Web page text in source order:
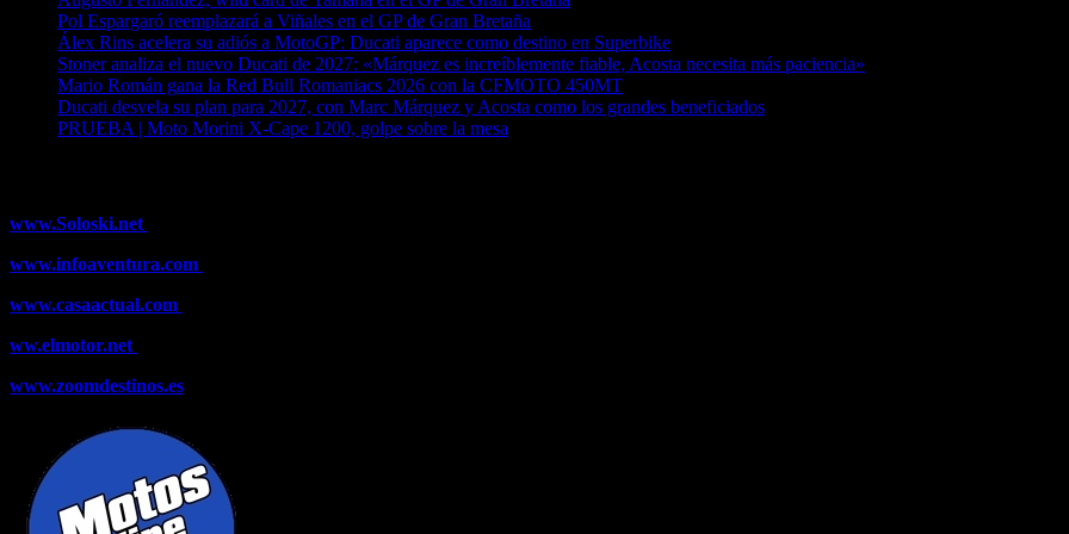
Pol Espargaró reemplazará a Viñales en el GP de Gran Bretaña
Álex Rins acelera su adiós a MotoGP: Ducati aparece como destino en Superbike
Stoner analiza el nuevo Ducati de 2027: «Márquez es increíblemente fiable, Acosta necesita más paciencia»
Mario Román gana la Red Bull Romaniacs 2026 con la CFMOTO 450MT
Ducati desvela su plan para 2027, con Marc Márquez y Acosta como los grandes beneficiados
PRUEBA | Moto Morini X-Cape 1200, golpe sobre la mesa
www.Soloski.net
www.infoaventura.com
www.casaactual.com
ww.elmotor.net
www.zoomdestinos.es